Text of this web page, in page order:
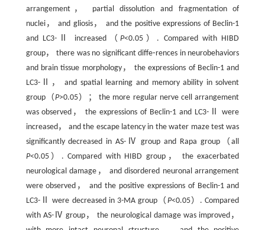
arrangement， partial dissolution and fragmentation of
nuclei， and gliosis， and the positive expressions of Beclin-1
and LC3-Ⅱ increased（P<0.05）. Compared with HIBD
group， there was no significant diffe⁃rences in neurobehaviors
and brain tissue morphology， the expressions of Beclin-1 and
LC3-Ⅱ， and spatial learning and memory ability in solvent
group（P>0.05）； the more regular nerve cell arrangement
was observed， the expressions of Beclin-1 and LC3-Ⅱ were
increased， and the escape latency in the water maze test was
significantly decreased in AS-Ⅳ group and Rapa group（all
P<0.05）. Compared with HIBD group， the exacerbated
neurological damage， and disordered neuronal arrangement
were observed， and the positive expressions of Beclin-1 and
LC3-Ⅱ were decreased in 3-MA group（ P<0.05）. Compared
with AS-Ⅳ group， the neurological damage was improved，